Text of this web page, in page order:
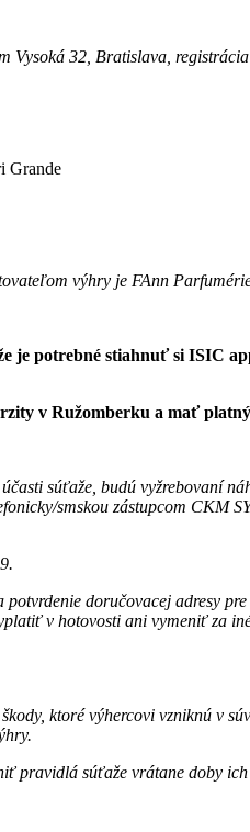
Vysoká 32, Bratislava,
Grande
výhry je FAnn
je potrebné stiahnuť si ISIC
v Ružomberku a mať
súťaže, budú vyžrebovaní
smskou zástupcom CKM
doručovacej adresy
v hotovosti ani vymeniť za
ktoré výhercovi vzniknú v
pravidlá súťaže vrátane doby